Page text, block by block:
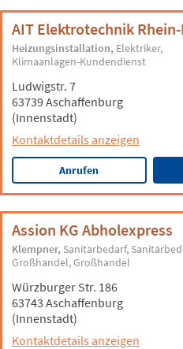
AIT Elektrotechnik
Heizungsinstallation Elektriker
Klimaanlagen-Kundendienst
Ludwigstr. 7
63739 Aschaffenburg
(Innenstadt)
Kontaktdetails anzeigen
Anrufen
Assion KG Abholexpress
Klempner Sanitärbedarf
Großhandel Großhandel
Würzburger Str. 186
63743 Aschaffenburg
(Innenstadt)
Kontaktdetails anzeigen